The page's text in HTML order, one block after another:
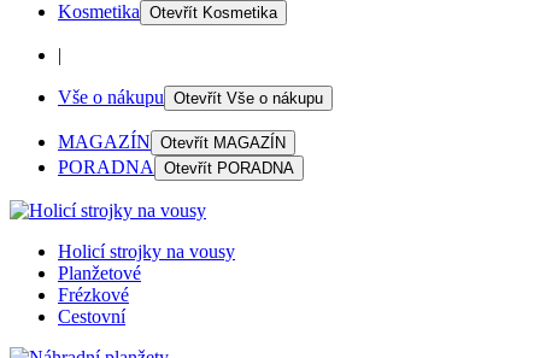
Kosmetika Otevřít Kosmetika
|
Vše o nákupu Otevřít Vše o nákupu
MAGAZÍN Otevřít MAGAZÍN
PORADNA Otevřít PORADNA
Holicí strojky na vousy
Planžetové
Frézkové
Cestovní